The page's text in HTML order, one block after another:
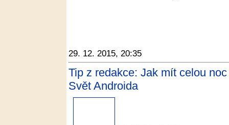
29. 12. 2015, 20:35
Tip z redakce: Jak mít celou
Svět Androida